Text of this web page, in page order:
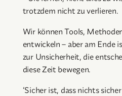
trotzdem nicht zu verlieren.
Wir können Tools,
entwickeln – aber am Ende
zur Unsicherheit, die
diese Zeit bewegen.
‘Sicher ist, dass nichts sicher